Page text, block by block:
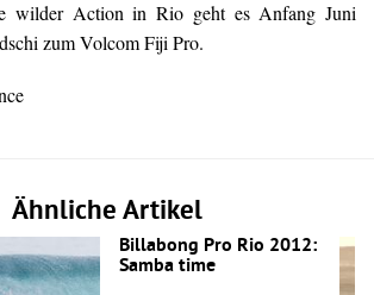
wilder Action in Rio geht es Anfang Juni
zum Volcom Fiji Pro.
Ähnliche Artikel
Billabong Pro Rio 2012:
Samba time